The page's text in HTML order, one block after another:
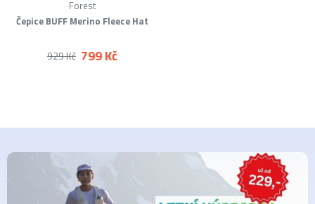
Čepice BUFF Merino Fleece Hat
Forest
799 Kč
929 Kč